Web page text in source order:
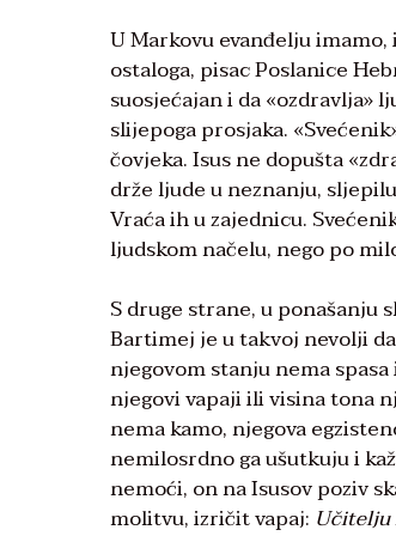
U Markovu evanđelju
ostaloga, pisac Poslanice
suosjećajan i da «ozdravlja»
slijepoga prosjaka.
čovjeka. Isus ne dopušta
drže ljude u neznanju,
Vraća ih u zajednicu.
ljudskom načelu, nego po
S druge strane, u ponašanju
Bartimej je u takvoj nevolji
njegovom stanju nema
njegovi vapaji ili visina tona
nema kamo, njegova
nemilosrdno ga ušutkuju i
nemoći, on na Isusov poziv
molitvu, izričit vapaj: Učitelju